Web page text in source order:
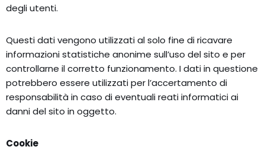
degli utenti.
Questi dati vengono utilizzati al solo fine di ricavare
informazioni statistiche anonime sull’uso del sito e per
controllarne il corretto funzionamento. I dati in questione
potrebbero essere utilizzati per l’accertamento di
responsabilità in caso di eventuali reati informatici ai
danni del sito in oggetto.
Cookie